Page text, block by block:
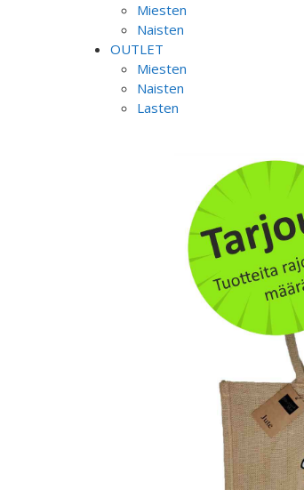
Miesten
Naisten
OUTLET
Miesten
Naisten
Lasten